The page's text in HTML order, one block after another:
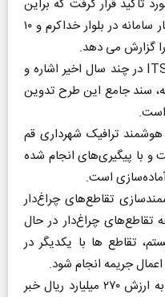
تاکید قرار گرفت که براین
اساس پنج سامانه در بلوار غدیر، چهار سامانه در بلوار خداکرم و ۱۰
گزارش می دهد.
وی به روزرسانی نشدن طرح جامع ITS در چند سال اخیر اشاره و
سند جامع این طرح تدوین
است.
ترافیک شهرداری قم
و با پیگیری‌های انجام شده
است.
تقاطع‌های چراغ‌دار
چراغ‌دار در حال
تقاطع ها با یکدیگر در
اعمال جریمه انجام شود.
وی در این زمینه از انعقاد قراردادی به ارزش ۲۷۰ میلیارد ریال خبر